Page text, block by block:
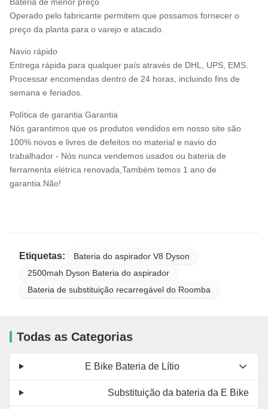
Operado pelo fabricante permitem que possamos fornecer o
preço da planta para o varejo e atacado.
Navio rápido
Entrega rápida para qualquer país através de DHL, UPS, EMS.
Processar encomendas dentro de 24 horas, incluindo fins de
semana e feriados.
Política de garantia Garantia
Nós garantimos que os produtos vendidos em nosso site são
100% novos e livres de defeitos no material e navio do
trabalhador - Nós nunca vendemos usados ou bateria de
ferramenta elétrica renovada,Também temos 1 ano de
garantia.Não!
Etiquetas:
Bateria do aspirador V8 Dyson
2500mah Dyson Bateria do aspirador
Bateria de substituição recarregável do Roomba
Todas as Categorias
E Bike Bateria de Lítio
Substituição da bateria da E Bike